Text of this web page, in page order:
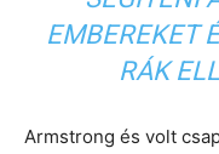
EMBEREKET
RÁK
Armstrong és volt